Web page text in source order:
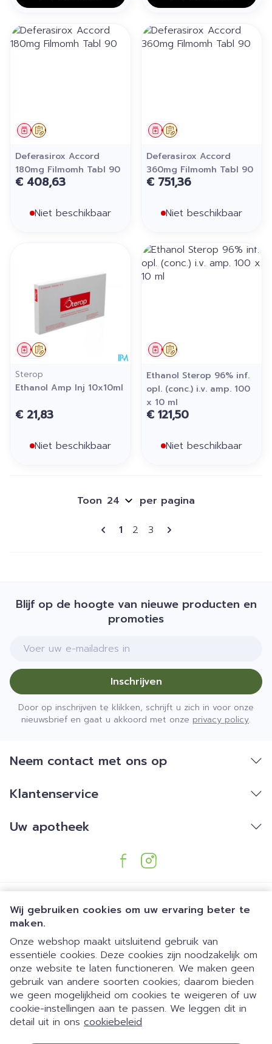
Wij gebruiken cookies om uw ervaring beter te
maken.
Onze webshop maakt uitsluitend gebruik van
essentiële cookies. Deze cookies zijn noodzakelijk om
onze website te laten functioneren. We maken geen
gebruik van andere soorten cookies; daarom bieden
we geen mogelijkheid om cookies te weigeren of uw
cookie-instellingen aan te passen. We leggen dit in
detail uit in ons cookiebeleid
Op voorschrift
Geneesmiddel
Deferasirox Accord
180mg Filmomh Tabl 90
€ 408,63
Niet beschikbaar
Op voorschrift
Geneesmiddel
Deferasirox Accord
360mg Filmomh Tabl 90
€ 751,36
Niet beschikbaar
Op voorschrift
Geneesmiddel
Sterop
Ethanol Amp Inj 10x10ml
€ 21,83
Niet beschikbaar
Op voorschrift
Geneesmiddel
Ethanol Sterop 96% inf.
opl. (conc.) i.v. amp. 100
x 10 ml
€ 121,50
Niet beschikbaar
Pagina's
U lees momenteel pagina
1 Pagina
2 Pagina
3
Toon per pagina
1 van 1
Gemakkelijk parkeren | 24/7
automaat | Doorlopend open
Blijf op de hoogte van nieuwe producten en
promoties
E-mail adres
Inschrijven
Door op inschrijven te klikken, schrijft u zich in voor onze
nieuwsbrief en gaat u akkoord met onze privacy policy.
Neem contact met ons op
Klantenservice
Uw apotheek
Juridische links